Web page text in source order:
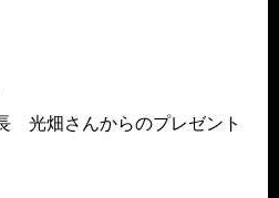
光畑さんからのプレゼント